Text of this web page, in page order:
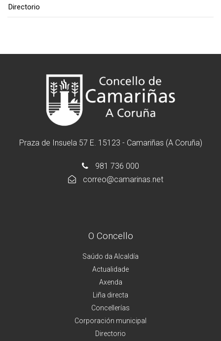
Directorio
Praza de Insuela 57 E. 15123 - Camariñas (A Coruña)
981 736 000
correo@camarinas.net
O Concello
Saúdo da Alcaldía
Actualidade
Axenda
Liña directa
Concellerías
Corporación municipal
Directorio